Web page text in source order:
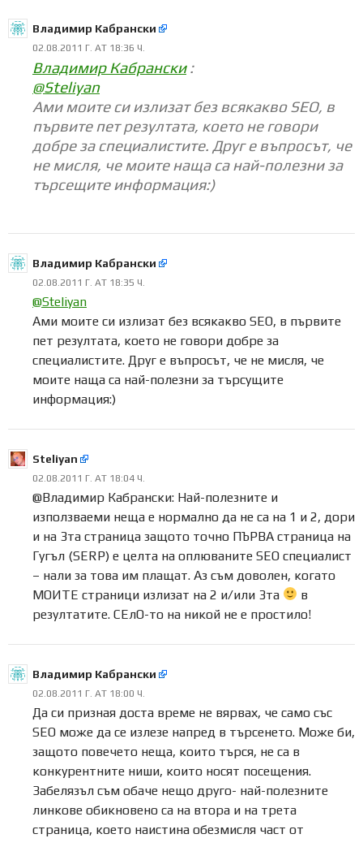
Владимир Кабрански
02.08.2011 Г. AT 18:36 Ч.
Владимир Кабрански:
@Steliyan
Ами моите си излизат без всякакво SEO, в
първите пет резултата, което не говори
добре за специалистите. Друг е въпросът, че
не мисля, че моите наща са най-полезни за
търсeщите информация:)
Владимир Кабрански
02.08.2011 Г. AT 18:35 Ч.
@Steliyan
Ами моите си излизат без всякакво SEO, в първите
пет резултата, което не говори добре за
специалистите. Друг е въпросът, че не мисля, че
моите наща са най-полезни за търсущите
информация:)
Steliyan
02.08.2011 Г. AT 18:04 Ч.
@Владимир Кабрански: Най-полезните и
използваеми неща е нормално да не са на 1 и 2, дори
и на 3та страница защото точно ПЪРВА страница на
Гугъл (SERP) е целта на оплюваните SEO специалист
– нали за това им плащат. Аз съм доволен, когато
МОИТЕ страници излизат на 2 и/или 3та
в
резултатите. СЕлО-то на никой не е простило!
Владимир Кабрански
02.08.2011 Г. AT 18:00 Ч.
Да си призная доста време не вярвах, че само със
SEO може да се излезе напред в търсенето. Може би,
защото повечето неща, които търся, не са в
конкурентните ниши, които носят посещения.
Забелязъл съм обаче нещо друго- най-полезните
линкове обикновено са на втора и на трета
страница, което наистина обезмисля част от